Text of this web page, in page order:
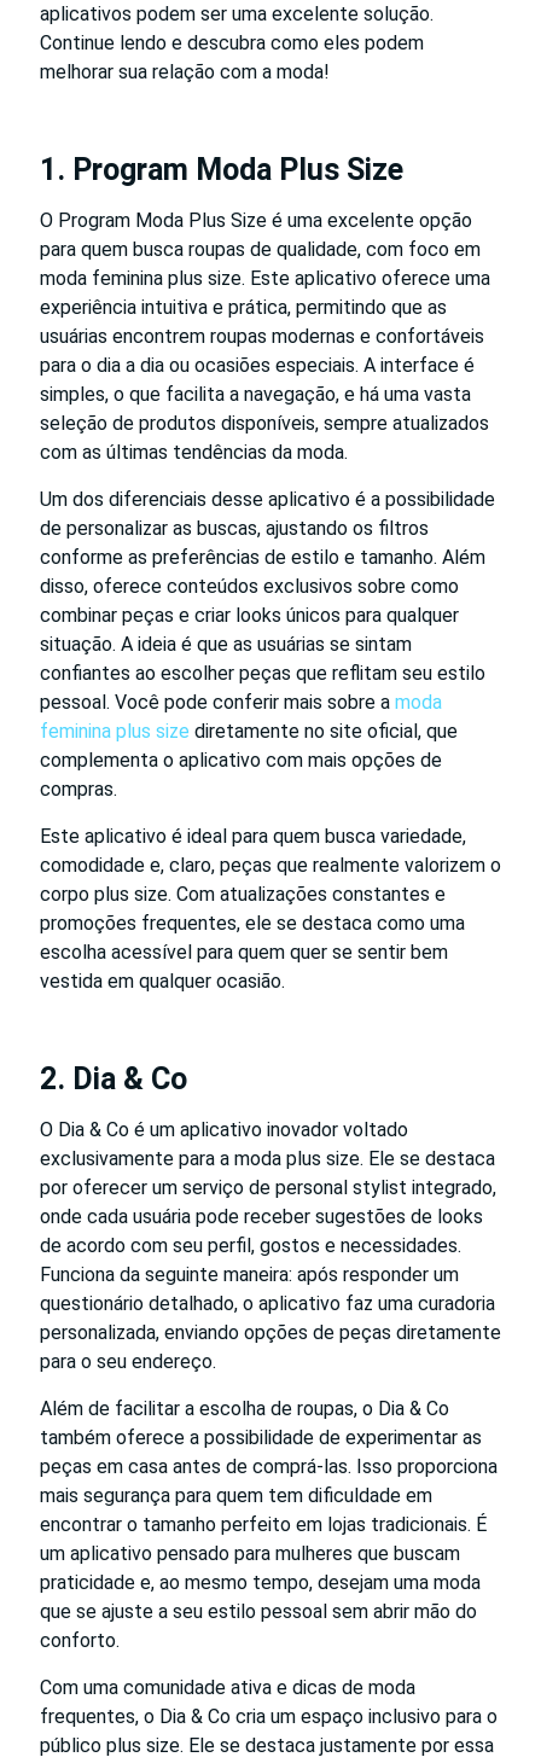
aplicativos podem ser uma excelente solução.
Continue lendo e descubra como eles podem
melhorar sua relação com a moda!
1. Program Moda Plus Size
O Program Moda Plus Size é uma excelente opção
para quem busca roupas de qualidade, com foco em
moda feminina plus size. Este aplicativo oferece uma
experiência intuitiva e prática, permitindo que as
usuárias encontrem roupas modernas e confortáveis
para o dia a dia ou ocasiões especiais. A interface é
simples, o que facilita a navegação, e há uma vasta
seleção de produtos disponíveis, sempre atualizados
com as últimas tendências da moda.
Um dos diferenciais desse aplicativo é a possibilidade
de personalizar as buscas, ajustando os filtros
conforme as preferências de estilo e tamanho. Além
disso, oferece conteúdos exclusivos sobre como
combinar peças e criar looks únicos para qualquer
situação. A ideia é que as usuárias se sintam
confiantes ao escolher peças que reflitam seu estilo
pessoal. Você pode conferir mais sobre a moda
feminina plus size diretamente no site oficial, que
complementa o aplicativo com mais opções de
compras.
Este aplicativo é ideal para quem busca variedade,
comodidade e, claro, peças que realmente valorizem o
corpo plus size. Com atualizações constantes e
promoções frequentes, ele se destaca como uma
escolha acessível para quem quer se sentir bem
vestida em qualquer ocasião.
2. Dia & Co
O Dia & Co é um aplicativo inovador voltado
exclusivamente para a moda plus size. Ele se destaca
por oferecer um serviço de personal stylist integrado,
onde cada usuária pode receber sugestões de looks
de acordo com seu perfil, gostos e necessidades.
Funciona da seguinte maneira: após responder um
questionário detalhado, o aplicativo faz uma curadoria
personalizada, enviando opções de peças diretamente
para o seu endereço.
Além de facilitar a escolha de roupas, o Dia & Co
também oferece a possibilidade de experimentar as
peças em casa antes de comprá-las. Isso proporciona
mais segurança para quem tem dificuldade em
encontrar o tamanho perfeito em lojas tradicionais. É
um aplicativo pensado para mulheres que buscam
praticidade e, ao mesmo tempo, desejam uma moda
que se ajuste a seu estilo pessoal sem abrir mão do
conforto.
Com uma comunidade ativa e dicas de moda
frequentes, o Dia & Co cria um espaço inclusivo para o
público plus size. Ele se destaca justamente por essa